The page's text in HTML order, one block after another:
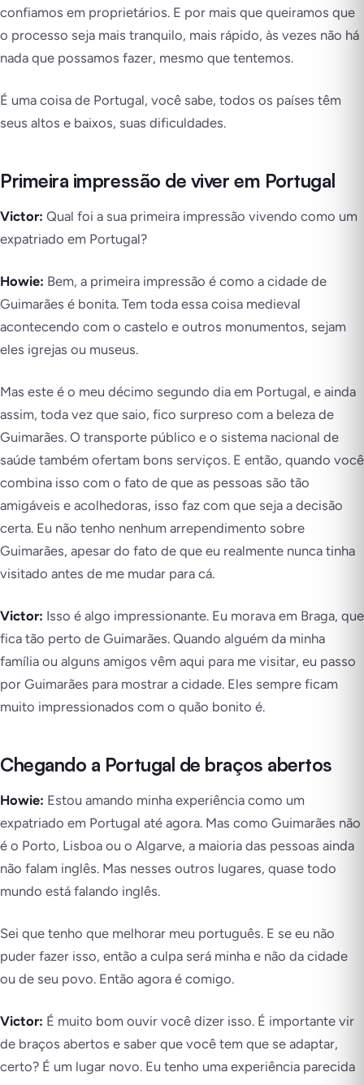
confiamos em proprietários. E por mais que queiramos que
o processo seja mais tranquilo, mais rápido, às vezes não há
nada que possamos fazer, mesmo que tentemos.
É uma coisa de Portugal, você sabe, todos os países têm
seus altos e baixos, suas dificuldades.
Primeira impressão de viver em Portugal
Victor: Qual foi a sua primeira impressão vivendo como um
expatriado em Portugal?
Howie: Bem, a primeira impressão é como a cidade de
Guimarães é bonita. Tem toda essa coisa medieval
acontecendo com o castelo e outros monumentos, sejam
eles igrejas ou museus.
Mas este é o meu décimo segundo dia em Portugal, e ainda
assim, toda vez que saio, fico surpreso com a beleza de
Guimarães. O transporte público e o sistema nacional de
saúde também ofertam bons serviços. E então, quando você
combina isso com o fato de que as pessoas são tão
amigáveis e acolhedoras, isso faz com que seja a decisão
certa. Eu não tenho nenhum arrependimento sobre
Guimarães, apesar do fato de que eu realmente nunca tinha
visitado antes de me mudar para cá.
Victor: Isso é algo impressionante. Eu morava em Braga, que
fica tão perto de Guimarães. Quando alguém da minha
família ou alguns amigos vêm aqui para me visitar, eu passo
por Guimarães para mostrar a cidade. Eles sempre ficam
muito impressionados com o quão bonito é.
Chegando a Portugal de braços abertos
Howie: Estou amando minha experiência como um
expatriado em Portugal até agora. Mas como Guimarães não
é o Porto, Lisboa ou o Algarve, a maioria das pessoas ainda
não falam inglês. Mas nesses outros lugares, quase todo
mundo está falando inglês.
Sei que tenho que melhorar meu português. E se eu não
puder fazer isso, então a culpa será minha e não da cidade
ou de seu povo. Então agora é comigo.
Victor: É muito bom ouvir você dizer isso. É importante vir
de braços abertos e saber que você tem que se adaptar,
certo? É um lugar novo. Eu tenho uma experiência parecida